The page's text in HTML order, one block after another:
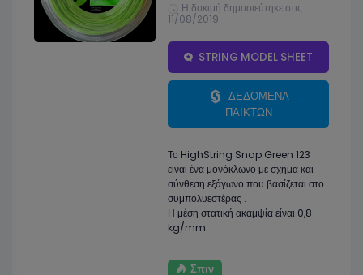
Η δοκιμή δημοσιεύτηκε στις
11/08/2019
STRING MODEL SHEET
ΔΕΔΟΜΕΝΑ
ΠΑΙΚΤΩΝ
Το HighString Snap Green 123
είναι ένα μονόκλωνο με σχήμα και
σύνθεση εξάγωνο που βασίζεται στο
συμπολυεστέρας .
Η μέση στατική ακαμψία είναι 0,8
kg/mm.
Σπιν